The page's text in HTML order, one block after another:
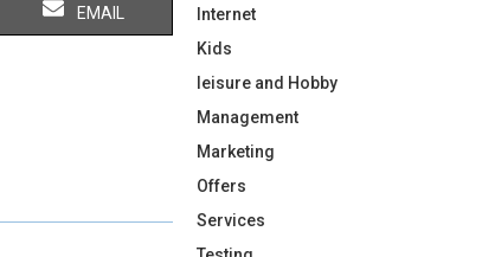
S
O
EMAIL
Internet
Kids
leisure and Hobby
Management
Marketing
Offers
Services